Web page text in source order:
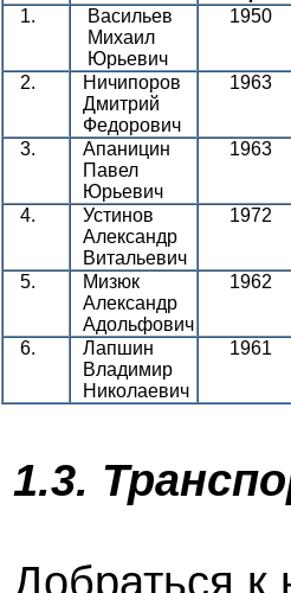
1.
Васильев
Михаил
Юрьевич
1950
2.
Ничипоров
Дмитрий
Федорович
1963
3.
Апаницин
Павел
Юрьевич
1963
4.
Устинов
Александр
Витальевич
1972
5.
Мизюк
Александр
Адольфович
1962
6.
Лапшин
Владимир
Николаевич
1961
1.3.
Добраться к